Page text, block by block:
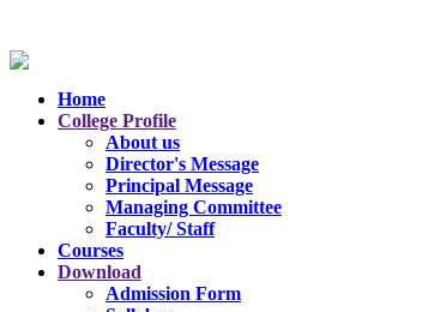
Home
College Profile
About us
Director's Message
Principal Message
Managing Committee
Faculty/ Staff
Courses
Download
Admission Form